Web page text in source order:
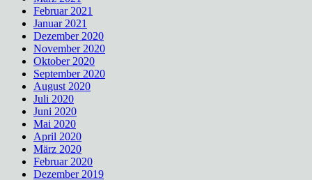
Februar 2021
Januar 2021
Dezember 2020
November 2020
Oktober 2020
September 2020
August 2020
Juli 2020
Juni 2020
Mai 2020
April 2020
März 2020
Februar 2020
Dezember 2019